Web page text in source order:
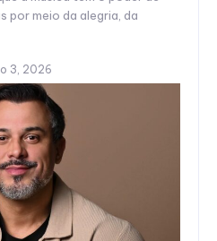
por meio da alegria, da
3, 2026